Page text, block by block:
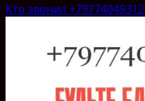
Кто звонил +79774049312